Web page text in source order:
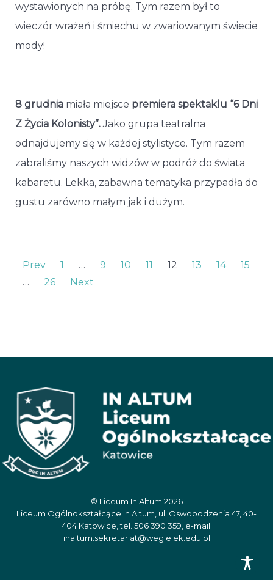
wystawionych na próbę. Tym razem był to
wieczór wrażeń i śmiechu w zwariowanym świecie
mody!
8 grudnia miała miejsce premiera spektaklu “6 Dni
Z Życia Kolonisty”.Jako grupa teatralna
odnajdujemy się w każdej stylistyce. Tym razem
zabraliśmy naszych widzów w podróż do świata
kabaretu. Lekka, zabawna tematyka przypadła do
gustu zarówno małym jak i dużym.
Prev 1 … 9 10 11 12 13 14
15
…
26 Next
© Liceum In Altum 2026
Liceum Ogólnokształcące In Altum, ul. Oswobodzenia 47, 40-
404 Katowice, tel. 506 390 359, e-mail:
inaltum.sekretariat@wegielek.edu.pl